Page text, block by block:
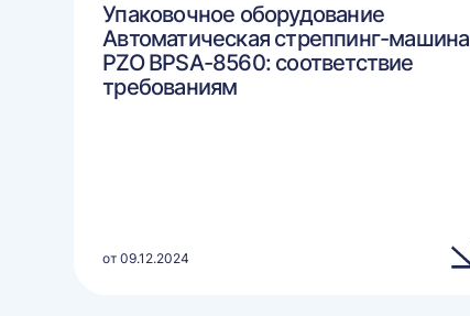
Упаковочное оборудование
Автоматическая стреппинг-машина
PZO BPSA-8560: соответствие
требованиям
от 09.12.2024